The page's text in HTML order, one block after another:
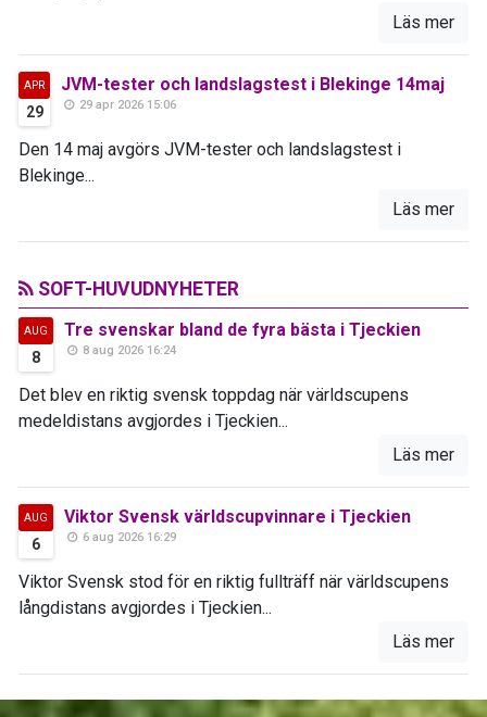
Läs mer
APR
29
JVM-tester och landslagstest i Blekinge 14maj
29 apr 2026 15:06
Den 14 maj avgörs JVM-tester och landslagstest i
Blekinge...
Läs mer
SOFT-HUVUDNYHETER
AUG
8
Tre svenskar bland de fyra bästa i Tjeckien
8 aug 2026 16:24
Det blev en riktig svensk toppdag när världscupens
medeldistans avgjordes i Tjeckien...
Läs mer
AUG
6
Viktor Svensk världscupvinnare i Tjeckien
6 aug 2026 16:29
Viktor Svensk stod för en riktig fullträff när världscupens
långdistans avgjordes i Tjeckien...
Läs mer